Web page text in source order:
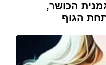
הכושר,
הגוף